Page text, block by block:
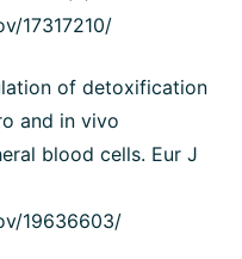
17317210/
of detoxification
and in vivo
blood cells. Eur J
19636603/